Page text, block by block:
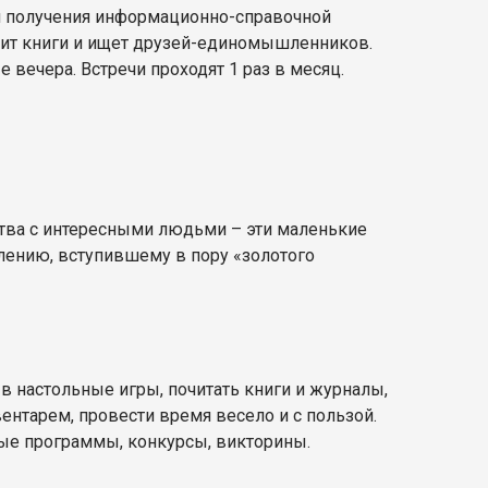
информационно-справочной
книги и ищет друзей-единомышленников.
Встречи проходят 1 раз в месяц.
с интересными людьми – эти маленькие
вступившему в пору «золотого
настольные игры, почитать книги и журналы,
провести время весело и с пользой.
программы, конкурсы, викторины.